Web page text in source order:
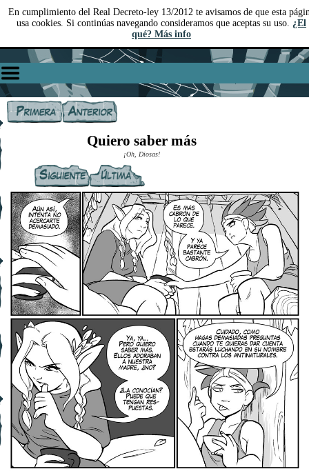
En cumplimiento del Real Decreto-ley 13/2012 te avisamos de que esta
usa cookies. Si continúas navegando consideramos que aceptas su uso. ¿El
qué? Más info
Quiero saber más
¡Oh, Diosas!